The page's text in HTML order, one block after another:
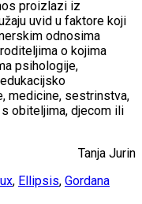
proizlazi iz
uvid u faktore koji
odnosima
o kojima
psihologije,
medicine, sestrinstva,
obiteljima, djecom ili
Tanja Jurin
, Ellipsis, Gordana